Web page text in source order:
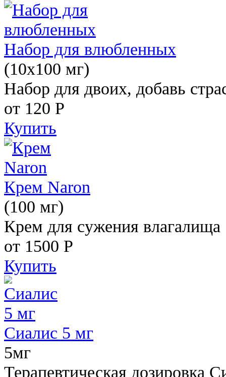
Набор для влюбленных
(10х100 мг)
Набор для двоих, добавь
от 120 Р
Купить
Крем Naron
(100 мг)
Крем для сужения влагалища
от 1500 Р
Купить
Сиалис 5 мг
5мг
Терапевтическая дозировка